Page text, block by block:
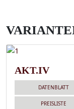
AKT.IV
DATENBLATT
PREISLISTE